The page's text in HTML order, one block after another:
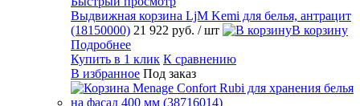
Выдвижная корзина LjM Kemi для белья, антрацит
(18150000) 21 922 руб. / шт
В корзину
Подробнее
Купить в 1 клик К сравнению
В избранное Под заказ